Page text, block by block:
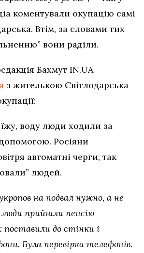
коментували окупацію самі
Втім, за словами тих
вони раділи.
Бахмут IN.UA
з жителькою Світлодарська
воду люди ходили за
Росіяни
автоматні черги, так
людей.
на подвал нужно, а не
прийшли пенсію
до стінки і
Була перевірка телефонів.